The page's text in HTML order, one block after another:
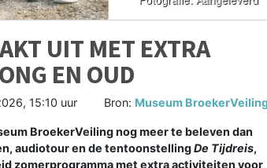
UIT MET EXTRA
EN OUD
15:10 uur Bron: Museum
BroekerVeiling nog meer te beleven dan
audiotour en de tentoonstellingDe Tijdreis,
zomerprogramma met extra activiteiten voor